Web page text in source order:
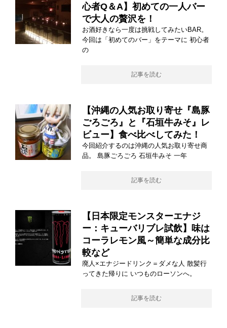
心者Q＆A】初めての一人バー
で大人の贅沢を！
お酒好きなら一度は挑戦してみたいBAR。
今回は「初めてのバー」をテーマに 初心者
の
記事を読む
【沖縄の人気お取り寄せ『島豚
ごろごろ』と『石垣牛みそ』レ
ビュー】食べ比べしてみた！
今回紹介するのは沖縄の人気お取り寄せ商
品。 島豚ごろごろ 石垣牛みそ 一年
記事を読む
【日本限定モンスターエナジ
ー：キューバリブレ試飲】味は
コーラレモン風～簡単な成分比
較など
廃人×エナジードリンク＝ダメな人 散髪行
ってきた帰りに いつものローソンへ。
記事を読む